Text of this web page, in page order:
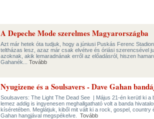
A Depeche Mode szerelmes Magyarországba
Azt már hetek óta tudjuk, hogy a júniusi Puskás Ferenc
teltházas lesz, azaz már csak elvétve és óriási szerencsével
azoknak, akik lemaradnának erről az előadásról, hiszen
Gahanék... Tovább
Nyugizene és a Soulsavers - Dave Gahan
Soulsavers: The Light The Dead See | Május 21-én kerütl ki a
lemez addig is ingyenesen meghallgatható volt a banda
kíséretében. Meglátjuk, kiből mit vált ki a rock, gospel,
Gahan hangjával megspékelve. Tovább